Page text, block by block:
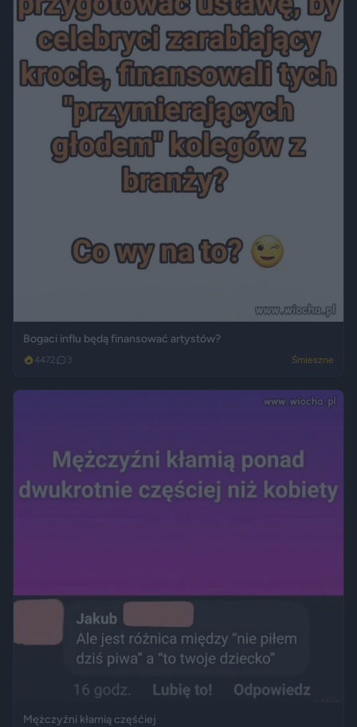
Bogaci influ będą finansować artystów?
4472 3 Śmieszne
Mężczyźni kłamią częśćiej